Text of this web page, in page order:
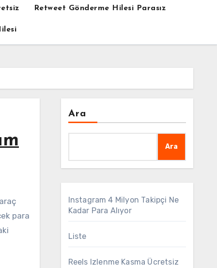
Retweet Gönderme Hilesi Parasız
para
Ara
Ara
Instagram 4 Milyon Takipçi Ne
Kadar Para Alıyor
Liste
Reels Izlenme Kasma Ücretsiz